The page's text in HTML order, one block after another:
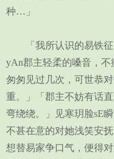
种…」
「我所认识的易铁征
yAn郡主轻柔的嗓音，
匆匆见过几次，可世恭
重。」「郡主不妨有话
弯绕绕。」见寒玥脸sE
不甚在意的对她浅笑安
想替易家争口气，便得